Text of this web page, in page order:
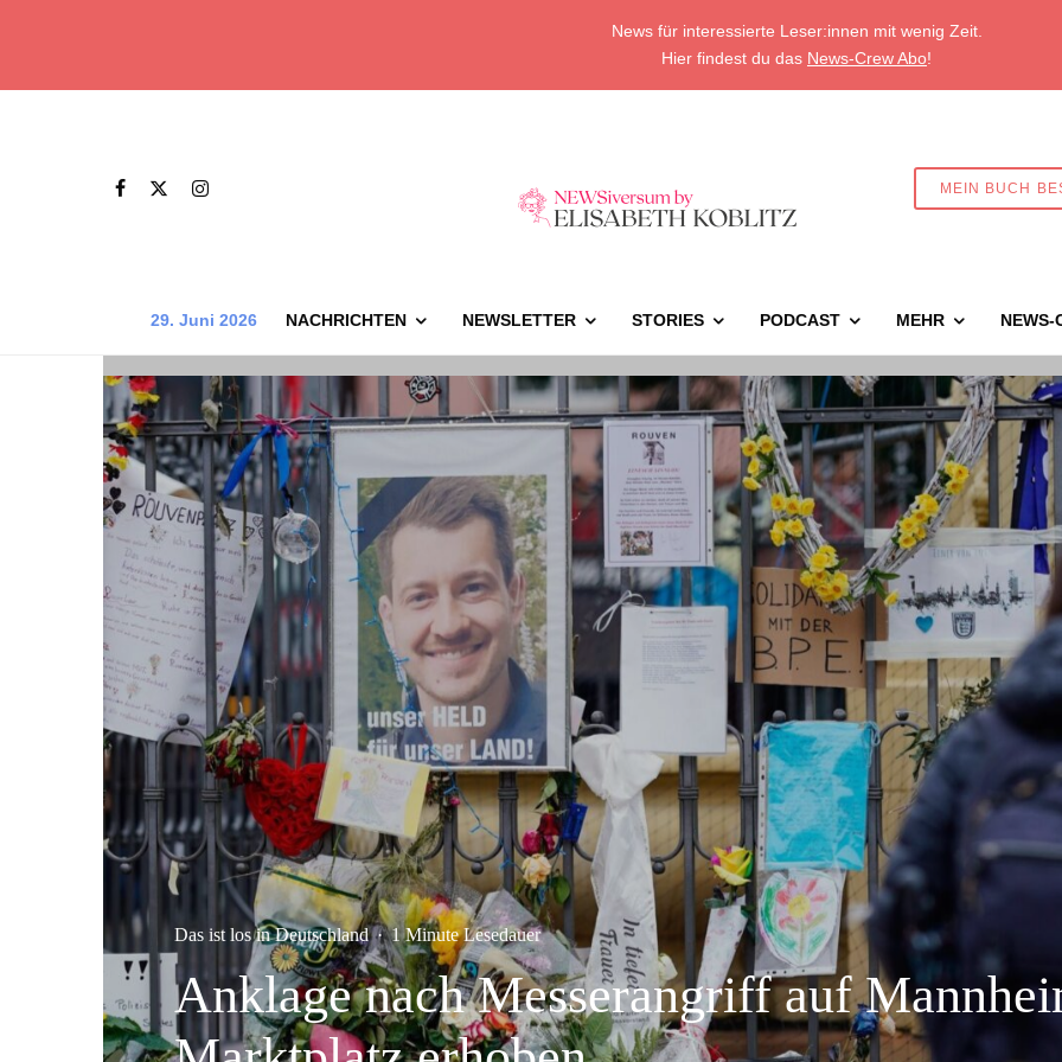
News für interessierte Leser:innen mit wenig Zeit.
Hier findest du das News-Crew Abo!
MEIN BUCH
29. Juni 2026 NACHRICHTEN NEWSLETTER STORIES PODCAST MEHR NEWS-
Das ist los in Deutschland · 1 Minute Lesedauer
Anklage nach Messerangriff auf